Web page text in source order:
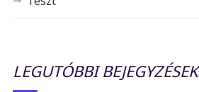
LEGUTÓBBI BEJEGYZÉSEK